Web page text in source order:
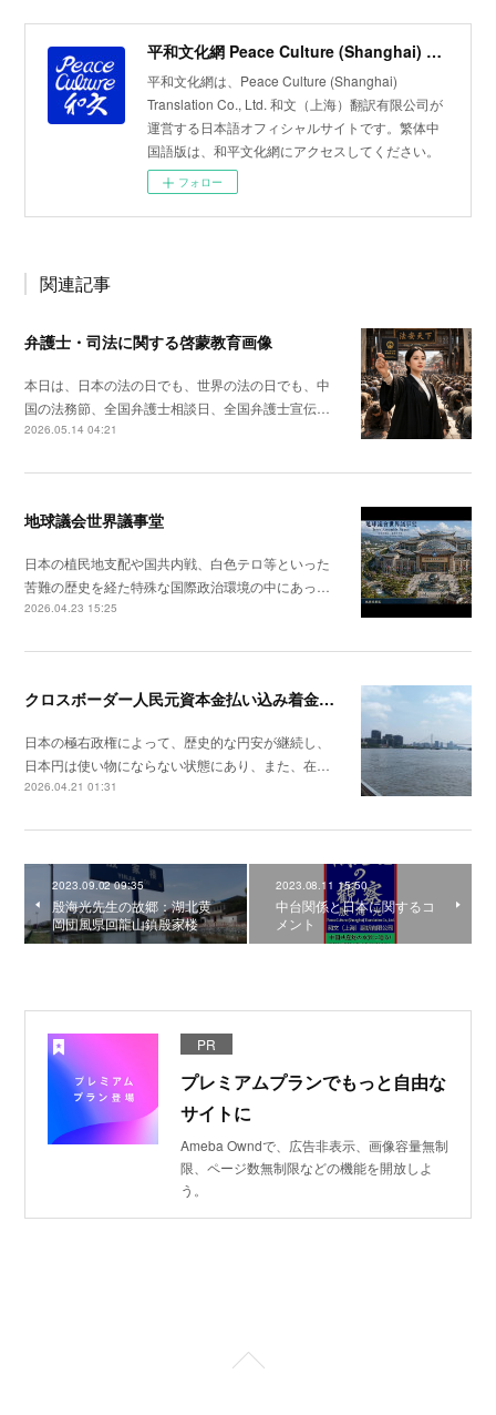
平和文化網 Peace Culture (Shanghai) Translation Co., Ltd. 和文（上海）翻訳有限公司 日本語オフィシャルサイト
平和文化網は、Peace Culture (Shanghai)
Translation Co., Ltd. 和文（上海）翻訳有限公司が
運営する日本語オフィシャルサイトです。繁体中
国語版は、和平文化網にアクセスしてください。
フォロー
関連記事
弁護士・司法に関する啓蒙教育画像
本日は、日本の法の日でも、世界の法の日でも、中
国の法務節、全国弁護士相談日、全国弁護士宣伝…
2026.05.14 04:21
地球議会世界議事堂
日本の植民地支配や国共内戦、白色テロ等といった
苦難の歴史を経た特殊な国際政治環境の中にあっ…
2026.04.23 15:25
クロスボーダー人民元資本金払い込み着金手続き完了
日本の極右政権によって、歴史的な円安が継続し、
日本円は使い物にならない状態にあり、また、在…
2026.04.21 01:31
2023.09.02 09:35
殷海光先生の故郷：湖北黄
岡団風県回龍山鎮殷家楼
2023.08.11 15:50
中台関係と日本に関するコ
メント
PR
プレミアムプランでもっと自由な
サイトに
Ameba Owndで、広告非表示、画像容量無制
限、ページ数無制限などの機能を開放しよ
う。